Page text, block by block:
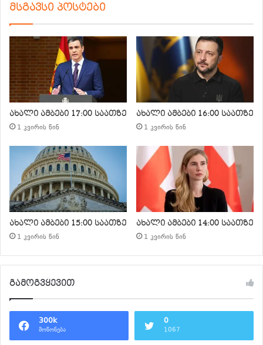
მსგავსი პოსტები
ახალი ამბები 17:00 საათზე
1 კვირის წინ
ახალი ამბები 16:00 საათზე
1 კვირის წინ
ახალი ამბები 15:00 საათზე
1 კვირის წინ
ახალი ამბები 14:00 საათზე
1 კვირის წინ
გამოგვყევით
300k
მოწონება
0
1067